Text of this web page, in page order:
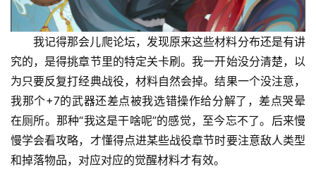
我记得那会儿爬论坛，发现原来这些材料分布还是有讲
究的，是得挑章节里的特定关卡刷。我一开始没分清楚，以
为只要反复打经典战役，材料自然会掉。结果一个没注意，
我那个+7的武器还差点被我选错操作给分解了，差点哭晕
在厕所。那种“我这是干啥呢”的感觉，至今忘不了。后来慢
慢学会看攻略，才懂得点进某些战役章节时要注意敌人类型
和掉落物品，对应对应的觉醒材料才有效。